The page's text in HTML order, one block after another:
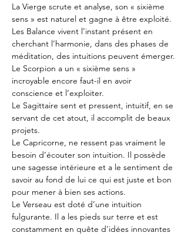
La Vierge scrute et analyse, son « sixième
sens » est naturel et gagne à être exploité.
Les Balance vivent l’instant présent en
cherchant l’harmonie, dans des phases de
méditation, des intuitions peuvent émerger.
Le Scorpion a un « sixième sens »
incroyable encore faut-il en avoir
conscience et l’exploiter.
Le Sagittaire sent et pressent, intuitif, en se
servant de cet atout, il accomplit de beaux
projets.
Le Capricorne, ne ressent pas vraiment le
besoin d’écouter son intuition. Il possède
une sagesse intérieure et a le sentiment de
savoir au fond de lui ce qui est juste et bon
pour mener à bien ses actions.
Le Verseau est doté d’une intuition
fulgurante. Il a les pieds sur terre et est
constamment en quête d’idées innovantes